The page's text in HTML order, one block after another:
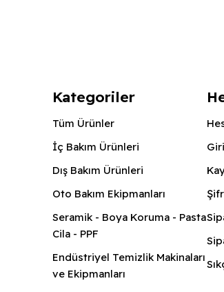
Kategoriler
Tüm Ürünler
İç Bakım Ürünleri
Dış Bakım Ürünleri
Oto Bakım Ekipmanları
Seramik - Boya Koruma - Pasta
Cila - PPF
Endüstriyel Temizlik Makinaları
ve Ekipmanları